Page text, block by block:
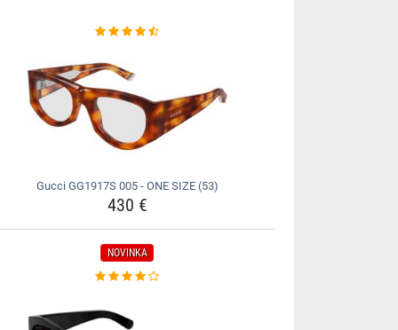
Gucci GG1917S 005 - ONE SIZE (53)
430 €
NOVINKA